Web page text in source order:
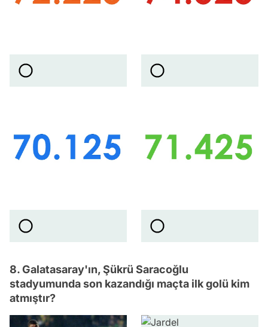
8. Galatasaray'ın, Şükrü Saracoğlu
stadyumunda son kazandığı maçta ilk golü kim
atmıştır?